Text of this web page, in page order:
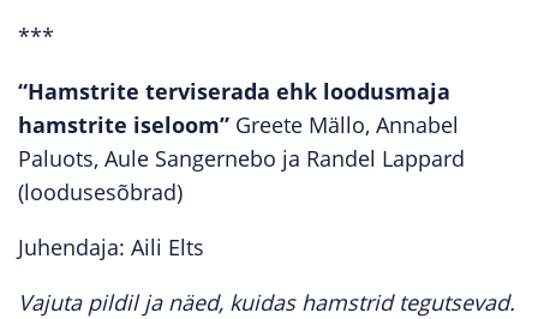
***
“Hamstrite terviserada ehk loodusmaja
hamstrite iseloom” Greete Mällo, Annabel
Paluots, Aule Sangernebo ja Randel Lappard
(loodusesõbrad)
Juhendaja: Aili Elts
Vajuta pildil ja näed, kuidas hamstrid tegutsevad.